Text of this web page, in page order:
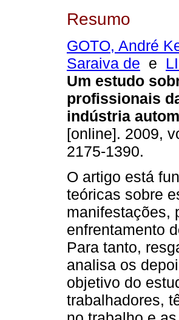
Resumo
GOTO, André
Saraiva de e
Um estudo
profissionais
indústria
[online]. 2009,
2175-1390.
O artigo está
teóricas sobre
manifestações,
enfrentamento
Para tanto,
analisa os
objetivo do
trabalhadores,